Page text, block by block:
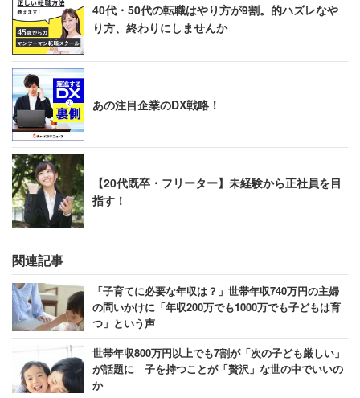
40代・50代の転職はやり方が9割。的ハズレなや
り方、終わりにしませんか
あの注目企業のDX戦略！
【20代既卒・フリーター】未経験から正社員を目
指す！
関連記事
「子育てに必要な年収は？」世帯年収740万円の主婦
の問いかけに「年収200万でも1000万でも子どもは育
つ」という声
世帯年収800万円以上でも7割が「次の子ども厳しい」
が話題に 子を持つことが「贅沢」な世の中でいいの
か